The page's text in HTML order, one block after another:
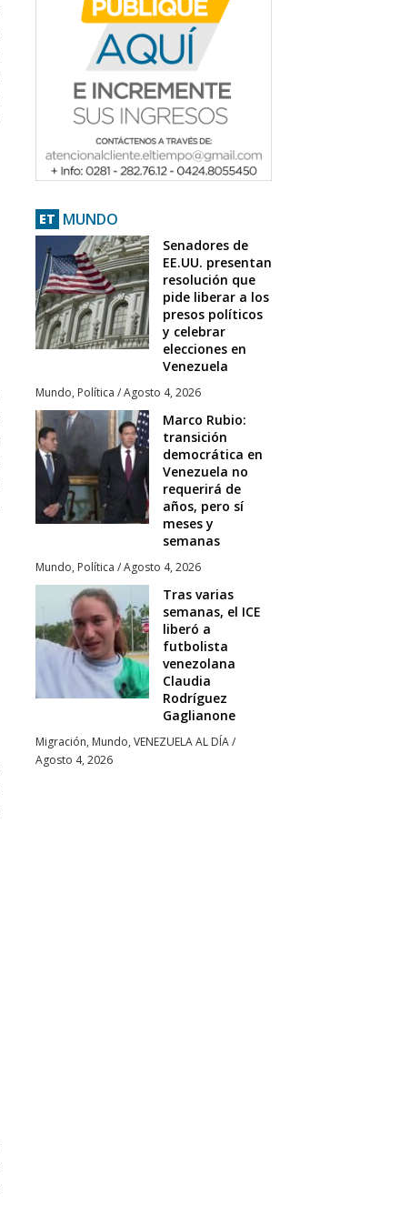
ET MUNDO
Senadores de
EE.UU. presentan
resolución que
pide liberar a los
presos políticos
y celebrar
elecciones en
Venezuela
Mundo, Política /Agosto 4, 2026
Marco Rubio:
transición
democrática en
Venezuela no
requerirá de
años, pero sí
meses y
semanas
Mundo, Política /Agosto 4, 2026
Tras varias
semanas, el ICE
liberó a
futbolista
venezolana
Claudia
Rodríguez
Gaglianone
Migración, Mundo, VENEZUELA AL DÍA/
Agosto 4, 2026